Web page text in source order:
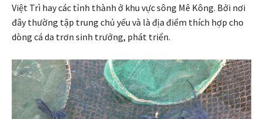
Việt Trì hay các tỉnh thành ở khu vực sông Mê Kông. Bởi nơi
đây thường tập trung chủ yếu và là địa điểm thích hợp cho
dòng cá da trơn sinh trưởng, phát triển.